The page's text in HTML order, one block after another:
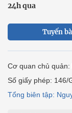
24h qua
Tuyến
Cơ quan chủ
Số giấy phép: 146/
Tổng biên tập: